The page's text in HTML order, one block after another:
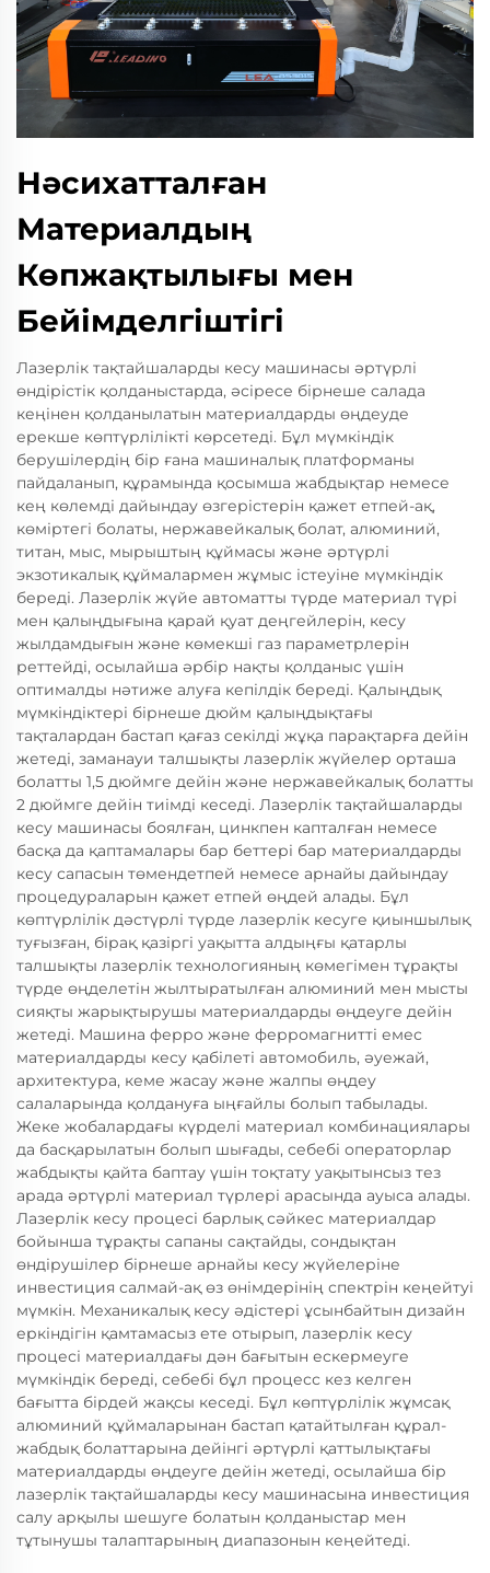
Нәсихатталған
Материалдың
Көпжақтылығы мен
Бейімделгіштігі
Лазерлік тақтайшаларды кесу машинасы әртүрлі
өндірістік қолданыстарда, әсіресе бірнеше салада
кеңінен қолданылатын материалдарды өңдеуде
ерекше көптүрлілікті көрсетеді. Бұл мүмкіндік
берушілердің бір ғана машиналық платформаны
пайдаланып, құрамында қосымша жабдықтар немесе
кең көлемді дайындау өзгерістерін қажет етпей-ақ,
көміртегі болаты, нержавейкалық болат, алюминий,
титан, мыс, мырыштың құймасы және әртүрлі
экзотикалық құймалармен жұмыс істеуіне мүмкіндік
береді. Лазерлік жүйе автоматты түрде материал түрі
мен қалыңдығына қарай қуат деңгейлерін, кесу
жылдамдығын және көмекші газ параметрлерін
реттейді, осылайша әрбір нақты қолданыс үшін
оптималды нәтиже алуға кепілдік береді. Қалыңдық
мүмкіндіктері бірнеше дюйм қалыңдықтағы
тақталардан бастап қағаз секілді жұқа парақтарға дейін
жетеді, заманауи талшықты лазерлік жүйелер орташа
болатты 1,5 дюймге дейін және нержавейкалық болатты
2 дюймге дейін тиімді кеседі. Лазерлік тақтайшаларды
кесу машинасы боялған, цинкпен капталған немесе
басқа да қаптамалары бар беттері бар материалдарды
кесу сапасын төмендетпей немесе арнайы дайындау
процедураларын қажет етпей өңдей алады. Бұл
көптүрлілік дәстүрлі түрде лазерлік кесуге қиыншылық
туғызған, бірақ қазіргі уақытта алдыңғы қатарлы
талшықты лазерлік технологияның көмегімен тұрақты
түрде өңделетін жылтыратылған алюминий мен мысты
сияқты жарықтырушы материалдарды өңдеуге дейін
жетеді. Машина ферро және ферромагнитті емес
материалдарды кесу қабілеті автомобиль, әуежай,
архитектура, кеме жасау және жалпы өңдеу
салаларында қолдануға ыңғайлы болып табылады.
Жеке жобалардағы күрделі материал комбинациялары
да басқарылатын болып шығады, себебі операторлар
жабдықты қайта баптау үшін тоқтату уақытынсыз тез
арада әртүрлі материал түрлері арасында ауыса алады.
Лазерлік кесу процесі барлық сәйкес материалдар
бойынша тұрақты сапаны сақтайды, сондықтан
өндірушілер бірнеше арнайы кесу жүйелеріне
инвестиция салмай-ақ өз өнімдерінің спектрін кеңейтуі
мүмкін. Механикалық кесу әдістері ұсынбайтын дизайн
еркіндігін қамтамасыз ете отырып, лазерлік кесу
процесі материалдағы дән бағытын ескермеуге
мүмкіндік береді, себебі бұл процесс кез келген
бағытта бірдей жақсы кеседі. Бұл көптүрлілік жұмсақ
алюминий құймаларынан бастап қатайтылған құрал-
жабдық болаттарына дейінгі әртүрлі қаттылықтағы
материалдарды өңдеуге дейін жетеді, осылайша бір
лазерлік тақтайшаларды кесу машинасына инвестиция
салу арқылы шешуге болатын қолданыстар мен
тұтынушы талаптарының диапазонын кеңейтеді.